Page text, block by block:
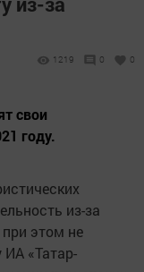
1219 0 0
свои
году.
из-за
этом не
«Татар-